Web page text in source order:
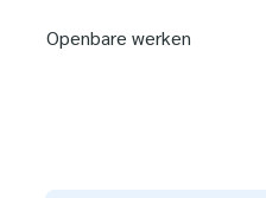
Openbare werken